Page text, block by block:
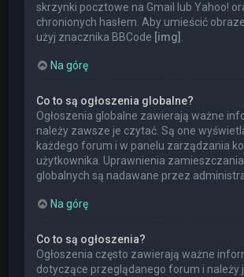
skrzynki pocztowe na Gmail lub Yahoo!
chronionych hasłem. Aby umieścić
użyj znacznika BBCode [img] .
Na górę
Co to są ogłoszenia globalne?
Ogłoszenia globalne zawierają ważne
należy zawsze je czytać. Są one
każdego forum i w panelu zarządzania
użytkownika. Uprawnienia zamieszczania
globalnych są nadawane przez
Na górę
Co to są ogłoszenia?
Ogłoszenia często zawierają ważne
dotyczące przeglądanego forum i należy